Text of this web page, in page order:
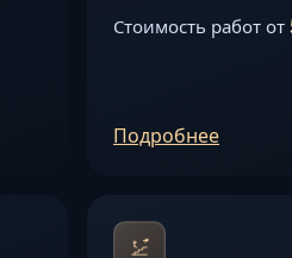
Стоимость работ от
Подробнее